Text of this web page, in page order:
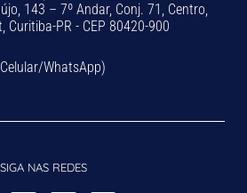
143 – 7º Andar, Conj. 71, Centro,
Curitiba-PR - CEP 80420-900
WhatsApp)
SIGA NAS REDES